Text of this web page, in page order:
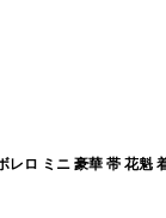
ロ ミニ 豪華 帯 花魁